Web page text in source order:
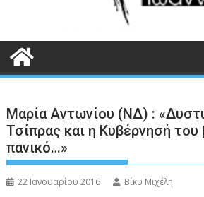
Μαρία Αντωνίου (ΝΔ) :
Τσίπρας και η Κυβέρνησή του
πανικό…»
22 Ιανουαρίου 2016 Βίκυ Μιχέλη